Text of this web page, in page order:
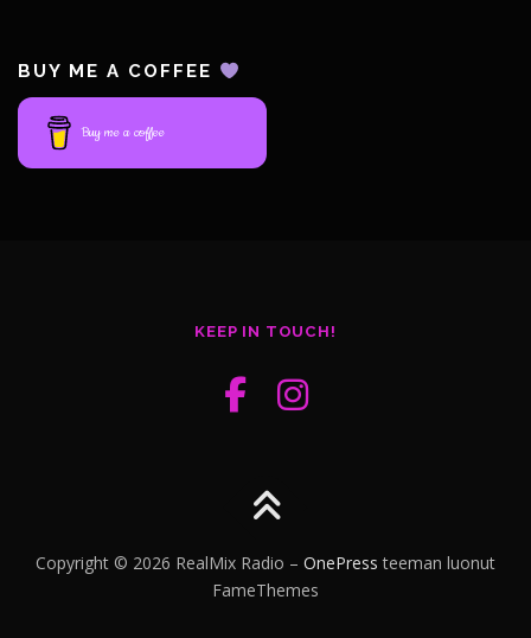
BUY ME A COFFEE
Buy me a coffee
KEEP IN TOUCH!
Copyright © 2026 RealMix Radio – OnePress teeman luonut
FameThemes